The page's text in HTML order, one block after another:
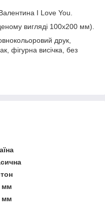
I Love You.
вигляді 100х200 мм).
друк,
фігурна висічка, без
мм
мм